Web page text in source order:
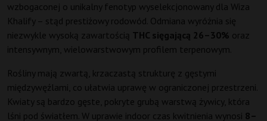
wzbogaconej o unikalny fenotyp wyselekcjonowany dla Wiza
Khalify – stąd prestiżowy rodowód. Odmiana wyróżnia się
niezwykle wysoką zawartością THC sięgającą 26–30% oraz
intensywnym, wielowarstwowym profilem terpenowym.
Rośliny mają zwartą, krzaczastą strukturę z gęstymi
międzywęźlami, co ułatwia uprawę w ograniczonej przestrzeni.
Kwiaty są bardzo gęste, pokryte grubą warstwą żywicy, która
lśni pod światłem. W uprawie indoor czas kwitnienia wynosi 8–